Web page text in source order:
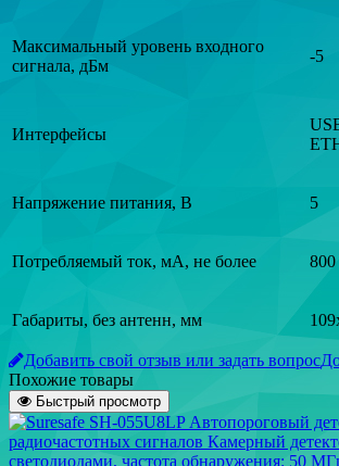
Максимальный уровень входного
сигнала, дБм
-5
Интерфейсы
Напряжение питания, В 5
Потребляемый ток, мА, не более 800
Габариты, без антенн, мм
Добавить свой отзыв или задать вопрос
Похожие товары
Быстрый просмотр